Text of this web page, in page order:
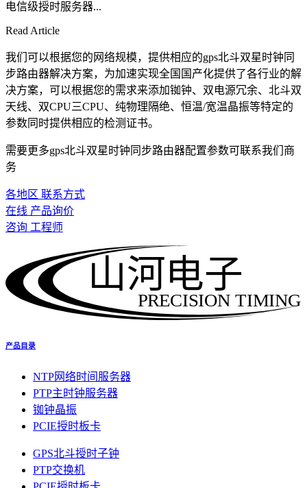
电信级授时服务器...
Read Article
我们可以根据您的网络规模，提供相应的gps北斗双星时钟同
步路由器解决方案，为加速实现全国国产化提供了各行业的解
决方案，可以根据您的需求来添加铷钟、双电源冗余、北斗双
天线、双CPU三CPU、纯物理隔绝、恒温/宽温晶振等特定的
参数同时提供相应的检测证书。
需要更多gps北斗双星时钟同步路由器配置参数可联系我们商
务
各地区 联系方式
在线 产品询价
咨询 工程师
PRECISION TIMING
山河电子
产品目录
NTP网络时间服务器
PTP主时钟服务器
铷钟晶振
PCIE授时板卡
GPS北斗授时子钟
PTP交换机